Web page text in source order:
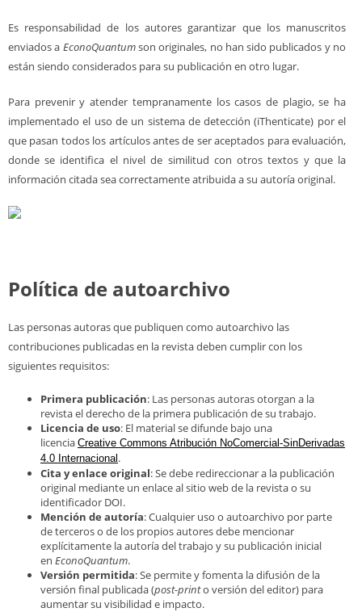
Es responsabilidad de los autores garantizar que los manuscritos
enviados a EconoQuantumson originales, no han sido publicados y no
están siendo considerados para su publicación en otro lugar.
Para prevenir y atender tempranamente los casos de plagio, se ha
implementado el uso de un sistema de detección (iThenticate) por el
que pasan todos los artículos antes de ser aceptados para evaluación,
donde se identifica el nivel de similitud con otros textos y que la
información citada sea correctamente atribuida a su autoría original.
Política de autoarchivo
Las personas autoras que publiquen como autoarchivo las
contribuciones publicadas en la revista deben cumplir con los
siguientes requisitos:
Primera publicación: Las personas autoras otorgan a la
revista el derecho de la primera publicación de su trabajo.
Licencia de uso: El material se difunde bajo una
licencia Creative Commons Atribución NoComercial-SinDerivadas
4.0 Internacional .
Cita y enlace original: Se debe redireccionar a la publicación
original mediante un enlace al sitio web de la revista o su
identificador DOI.
Mención de autoría: Cualquier uso o autoarchivo por parte
de terceros o de los propios autores debe mencionar
explícitamente la autoría del trabajo y su publicación inicial
en EconoQuantum.
Versión permitida: Se permite y fomenta la difusión de la
versión final publicada (post-printo versión del editor) para
aumentar su visibilidad e impacto.